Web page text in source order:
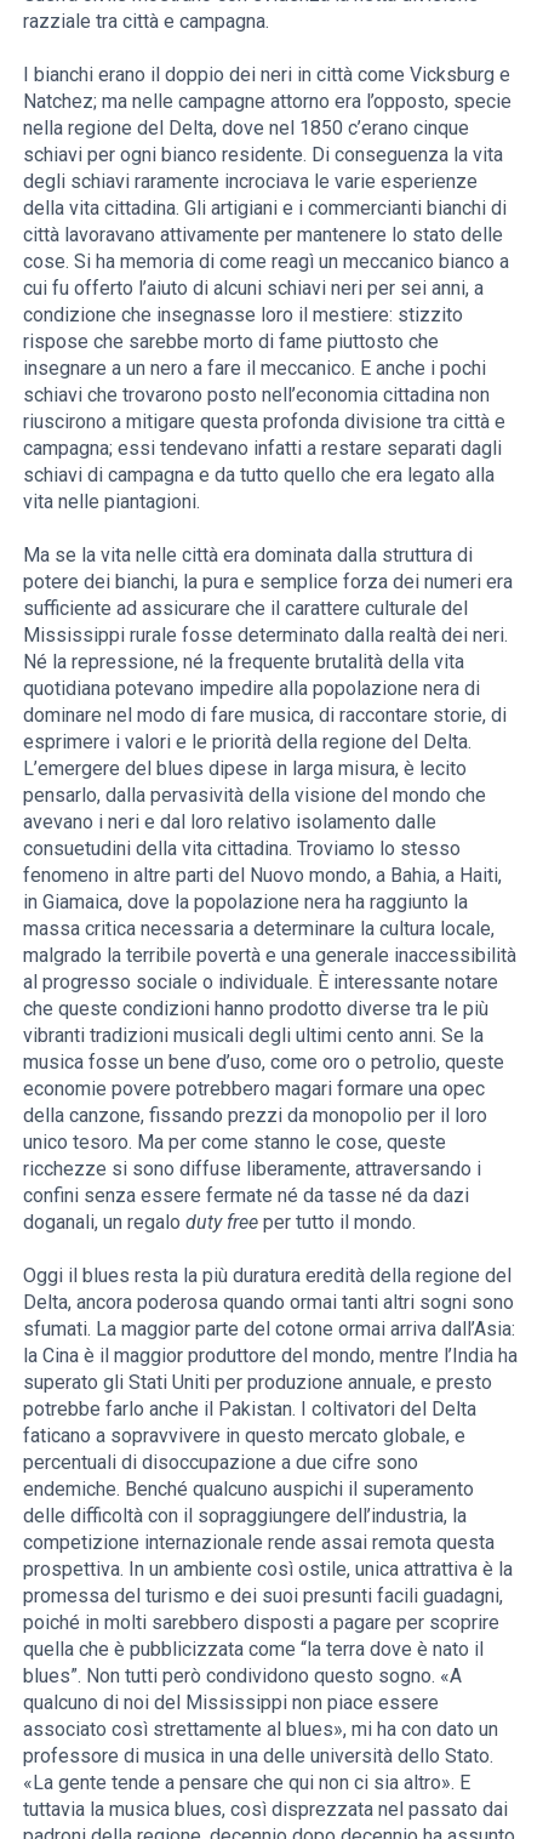
razziale tra città e campagna.
I bianchi erano il doppio dei neri in città come Vicksburg e
Natchez; ma nelle campagne attorno era l’opposto, specie
nella regione del Delta, dove nel 1850 c’erano cinque
schiavi per ogni bianco residente. Di conseguenza la vita
degli schiavi raramente incrociava le varie esperienze
della vita cittadina. Gli artigiani e i commercianti bianchi di
città lavoravano attivamente per mantenere lo stato delle
cose. Si ha memoria di come reagì un meccanico bianco a
cui fu offerto l’aiuto di alcuni schiavi neri per sei anni, a
condizione che insegnasse loro il mestiere: stizzito
rispose che sarebbe morto di fame piuttosto che
insegnare a un nero a fare il meccanico. E anche i pochi
schiavi che trovarono posto nell’economia cittadina non
riuscirono a mitigare questa profonda divisione tra città e
campagna; essi tendevano infatti a restare separati dagli
schiavi di campagna e da tutto quello che era legato alla
vita nelle piantagioni.
Ma se la vita nelle città era dominata dalla struttura di
potere dei bianchi, la pura e semplice forza dei numeri era
sufficiente ad assicurare che il carattere culturale del
Mississippi rurale fosse determinato dalla realtà dei neri.
Né la repressione, né la frequente brutalità della vita
quotidiana potevano impedire alla popolazione nera di
dominare nel modo di fare musica, di raccontare storie, di
esprimere i valori e le priorità della regione del Delta.
L’emergere del blues dipese in larga misura, è lecito
pensarlo, dalla pervasività della visione del mondo che
avevano i neri e dal loro relativo isolamento dalle
consuetudini della vita cittadina. Troviamo lo stesso
fenomeno in altre parti del Nuovo mondo, a Bahia, a Haiti,
in Giamaica, dove la popolazione nera ha raggiunto la
massa critica necessaria a determinare la cultura locale,
malgrado la terribile povertà e una generale inaccessibilità
al progresso sociale o individuale. È interessante notare
che queste condizioni hanno prodotto diverse tra le più
vibranti tradizioni musicali degli ultimi cento anni. Se la
musica fosse un bene d’uso, come oro o petrolio, queste
economie povere potrebbero magari formare una opec
della canzone, fissando prezzi da monopolio per il loro
unico tesoro. Ma per come stanno le cose, queste
ricchezze si sono diffuse liberamente, attraversando i
confini senza essere fermate né da tasse né da dazi
doganali, un regaloduty free per tutto il mondo.
Oggi il blues resta la più duratura eredità della regione del
Delta, ancora poderosa quando ormai tanti altri sogni sono
sfumati. La maggior parte del cotone ormai arriva dall’Asia:
la Cina è il maggior produttore del mondo, mentre l’India ha
superato gli Stati Uniti per produzione annuale, e presto
potrebbe farlo anche il Pakistan. I coltivatori del Delta
faticano a sopravvivere in questo mercato globale, e
percentuali di disoccupazione a due cifre sono
endemiche. Benché qualcuno auspichi il superamento
delle difficoltà con il sopraggiungere dell’industria, la
competizione internazionale rende assai remota questa
prospettiva. In un ambiente così ostile, unica attrattiva è la
promessa del turismo e dei suoi presunti facili guadagni,
poiché in molti sarebbero disposti a pagare per scoprire
quella che è pubblicizzata come “la terra dove è nato il
blues”. Non tutti però condividono questo sogno. «A
qualcuno di noi del Mississippi non piace essere
associato così strettamente al blues», mi ha con dato un
professore di musica in una delle università dello Stato.
«La gente tende a pensare che qui non ci sia altro». E
tuttavia la musica blues, così disprezzata nel passato dai